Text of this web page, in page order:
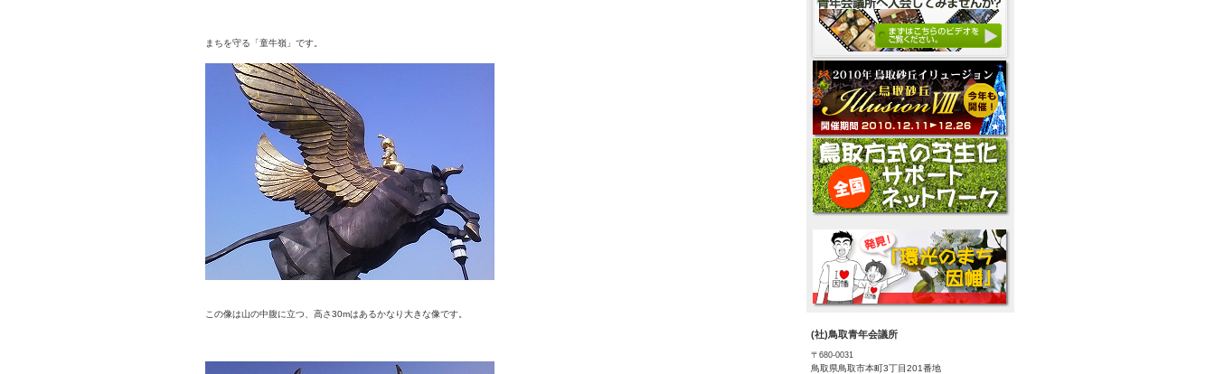
まちを守る「童牛嶺」です。
この像は山の中腹に立つ、高さ30mはあるかなり大きな像です。
(社)鳥取青年会議所
〒680-0031
鳥取県鳥取市本町3丁目201番地